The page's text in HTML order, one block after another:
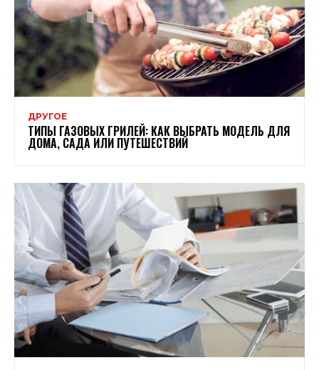
ДРУГОЕ
ТИПЫ ГАЗОВЫХ ГРИЛЕЙ: КАК ВЫБРАТЬ МОДЕЛЬ ДЛЯ
ДОМА, САДА ИЛИ ПУТЕШЕСТВИЙ